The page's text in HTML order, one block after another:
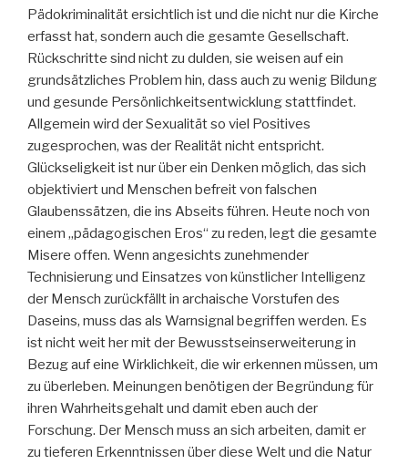
Pädokriminalität ersichtlich ist und die nicht nur die Kirche
erfasst hat, sondern auch die gesamte Gesellschaft.
Rückschritte sind nicht zu dulden, sie weisen auf ein
grundsätzliches Problem hin, dass auch zu wenig Bildung
und gesunde Persönlichkeitsentwicklung stattfindet.
Allgemein wird der Sexualität so viel Positives
zugesprochen, was der Realität nicht entspricht.
Glückseligkeit ist nur über ein Denken möglich, das sich
objektiviert und Menschen befreit von falschen
Glaubenssätzen, die ins Abseits führen. Heute noch von
einem „pädagogischen Eros“ zu reden, legt die gesamte
Misere offen. Wenn angesichts zunehmender
Technisierung und Einsatzes von künstlicher Intelligenz
der Mensch zurückfällt in archaische Vorstufen des
Daseins, muss das als Warnsignal begriffen werden. Es
ist nicht weit her mit der Bewusstseinserweiterung in
Bezug auf eine Wirklichkeit, die wir erkennen müssen, um
zu überleben. Meinungen benötigen der Begründung für
ihren Wahrheitsgehalt und damit eben auch der
Forschung. Der Mensch muss an sich arbeiten, damit er
zu tieferen Erkenntnissen über diese Welt und die Natur